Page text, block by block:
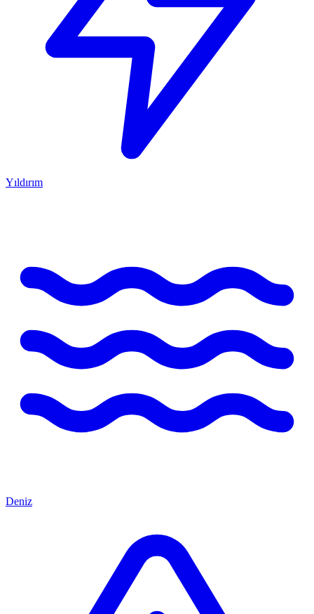
Yıldırım
Deniz